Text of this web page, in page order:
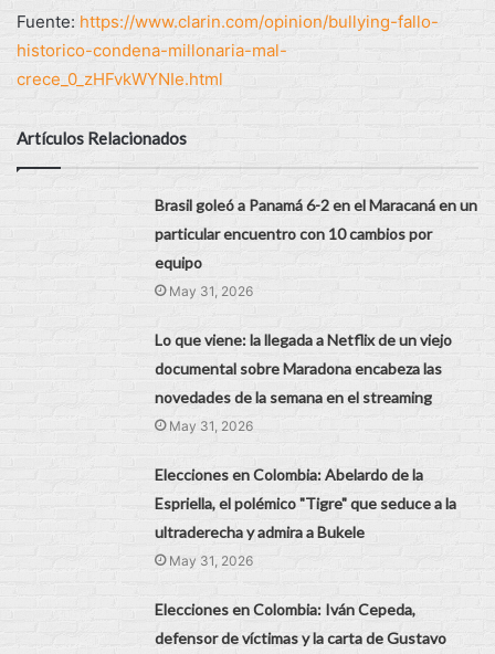
Fuente: https://www.clarin.com/opinion/bullying-fallo-
historico-condena-millonaria-mal-
crece_0_zHFvkWYNIe.html
Artículos Relacionados
Brasil goleó a Panamá 6-2 en el Maracaná en un
particular encuentro con 10 cambios por
equipo
May 31, 2026
Lo que viene: la llegada a Netflix de un viejo
documental sobre Maradona encabeza las
novedades de la semana en el streaming
May 31, 2026
Elecciones en Colombia: Abelardo de la
Espriella, el polémico "Tigre" que seduce a la
ultraderecha y admira a Bukele
May 31, 2026
Elecciones en Colombia: Iván Cepeda,
defensor de víctimas y la carta de Gustavo